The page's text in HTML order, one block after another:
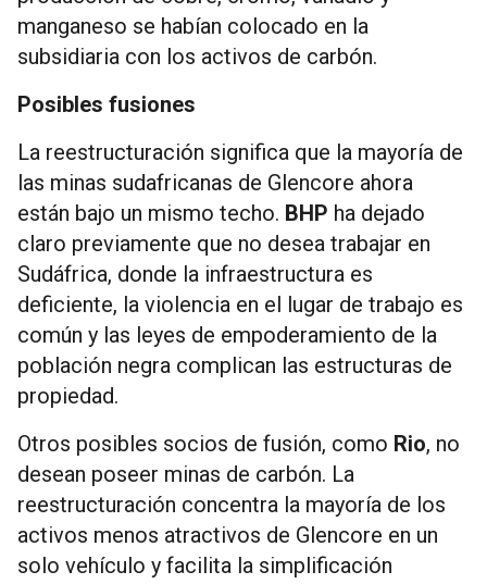
manganeso se habían colocado en la
subsidiaria con los activos de carbón.
Posibles fusiones
La reestructuración significa que la mayoría de
las minas sudafricanas de Glencore ahora
están bajo un mismo techo. BHP ha dejado
claro previamente que no desea trabajar en
Sudáfrica, donde la infraestructura es
deficiente, la violencia en el lugar de trabajo es
común y las leyes de empoderamiento de la
población negra complican las estructuras de
propiedad.
Otros posibles socios de fusión, como Rio, no
desean poseer minas de carbón. La
reestructuración concentra la mayoría de los
activos menos atractivos de Glencore en un
solo vehículo y facilita la simplificación